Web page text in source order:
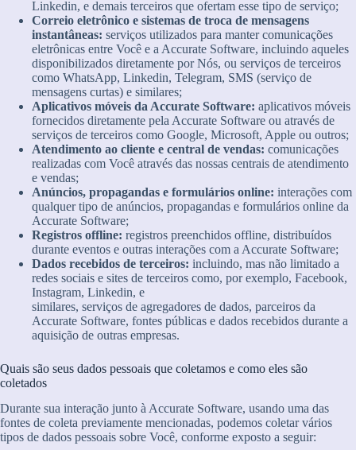
Linkedin, e demais terceiros que ofertam esse tipo de serviço;
Correio eletrônico e sistemas de troca de mensagens
instantâneas: serviços utilizados para manter comunicações
eletrônicas entre Você e a Accurate Software, incluindo aqueles
disponibilizados diretamente por Nós, ou serviços de terceiros
como WhatsApp, Linkedin, Telegram, SMS (serviço de
mensagens curtas) e similares;
Aplicativos móveis da Accurate Software: aplicativos móveis
fornecidos diretamente pela Accurate Software ou através de
serviços de terceiros como Google, Microsoft, Apple ou outros;
Atendimento ao cliente e central de vendas: comunicações
realizadas com Você através das nossas centrais de atendimento
e vendas;
Anúncios, propagandas e formulários online: interações com
qualquer tipo de anúncios, propagandas e formulários online da
Accurate Software;
Registros offline: registros preenchidos offline, distribuídos
durante eventos e outras interações com a Accurate Software;
Dados recebidos de terceiros: incluindo, mas não limitado a
redes sociais e sites de terceiros como, por exemplo, Facebook,
Instagram, Linkedin, e
similares, serviços de agregadores de dados, parceiros da
Accurate Software, fontes públicas e dados recebidos durante a
aquisição de outras empresas.
Quais são seus dados pessoais que coletamos e como eles são
coletados
Durante sua interação junto à Accurate Software, usando uma das
fontes de coleta previamente mencionadas, podemos coletar vários
tipos de dados pessoais sobre Você, conforme exposto a seguir: